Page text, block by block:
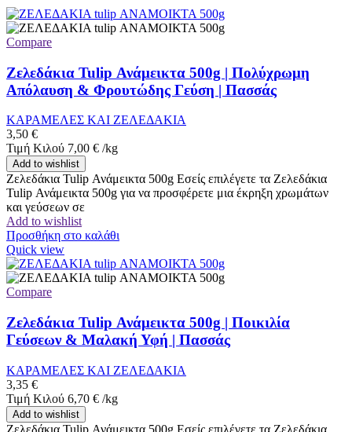
Compare
Ζελεδάκια Tulip Ανάμεικτα 500g | Πολύχρωμη
Απόλαυση & Φρουτώδης Γεύση | Πασσάς
ΚΑΡΑΜΕΛΕΣ ΚΑΙ ΖΕΛΕΔΑΚΙΑ
3,50 €
Τιμή Κιλού 7,00 € /kg
Add to wishlist
Ζελεδάκια Tulip Ανάμεικτα 500g Εσείς επιλέγετε τα Ζελεδάκια
Tulip Ανάμεικτα 500g για να προσφέρετε μια έκρηξη χρωμάτων
και γεύσεων σε
Add to wishlist
Προσθήκη στο καλάθι
Quick view
Compare
Ζελεδάκια Tulip Ανάμεικτα 500g | Ποικιλία
Γεύσεων & Μαλακή Υφή | Πασσάς
ΚΑΡΑΜΕΛΕΣ ΚΑΙ ΖΕΛΕΔΑΚΙΑ
3,35 €
Τιμή Κιλού 6,70 € /kg
Add to wishlist
Ζελεδάκια Tulip Ανάμεικτα 500g Εσείς επιλέγετε τα Ζελεδάκια